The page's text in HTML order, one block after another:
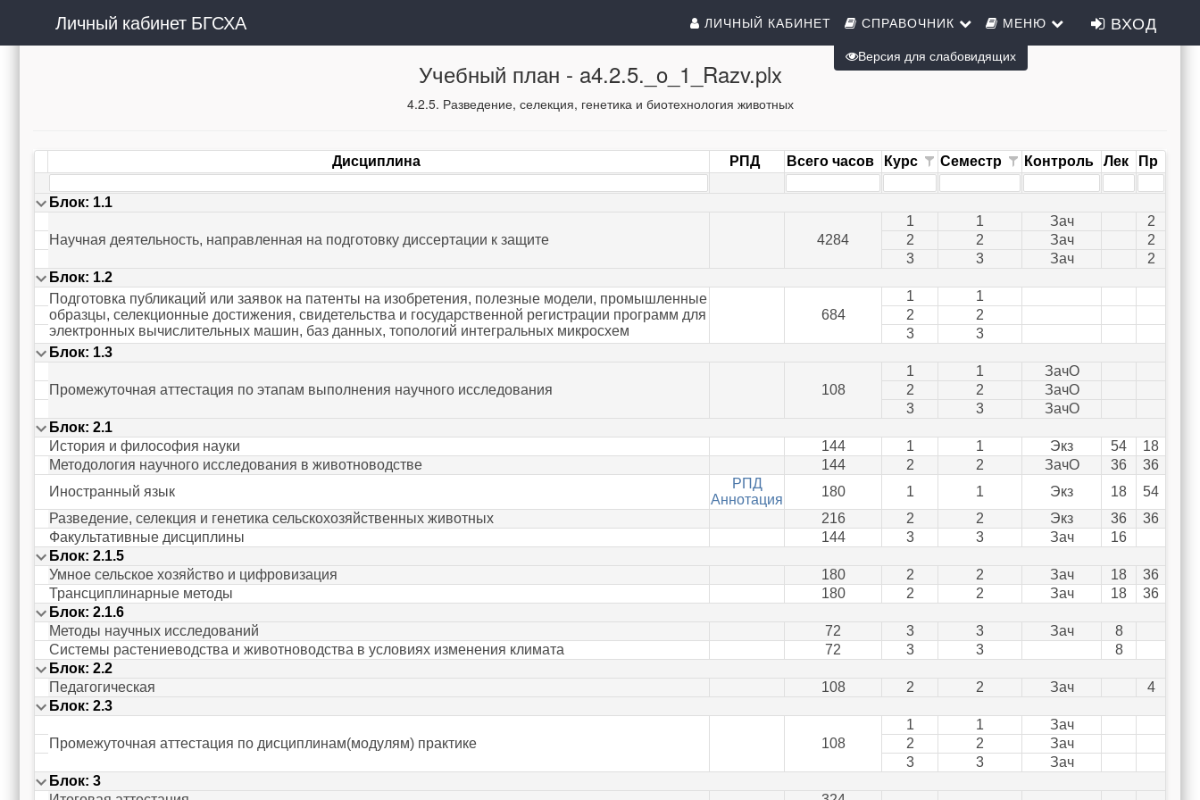
Личный кабинет БГСХА ЛИЧНЫЙ КАБИНЕТ СПРАВОЧНИК МЕНЮ ВХОД
Учебный план - a4.2.5._o_1_Razv.plx
4.2.5. Разведение, селекция, генетика и биотехнология животных
Дисциплина РПД Всего часов Курс Семестр Контроль Лек Пр
Блок: 1.1
Научная деятельность, направленная на подготовку диссертации к защите 4284
1 1 Зач
2
2
2 Зач
2
3
3 Зач
2
Блок: 1.2
Подготовка публикаций или заявок на патенты на изобретения, полезные модели, промышленные
образцы, селекционные достижения, свидетельства и государственной регистрации программ для
электронных вычислительных машин, баз данных, топологий интегральных микросхем
684
1
1
2
2
3
3
Блок: 1.3
Промежуточная аттестация по этапам выполнения научного исследования 108
1 1
ЗачО
2
2
ЗачО
3
3
ЗачО
Блок: 2.1
История и философия науки
144 1 1 Экз 54
18
Методология научного исследования в животноводстве
144 2 2 ЗачО 36
36
Иностранный язык
РПД
Аннотация
180 1 1 Экз 18
54
Разведение, селекция и генетика сельскохозяйственных животных
216 2 2 Экз 36
36
Факультативные дисциплины
144 3 3 Зач
16
Блок: 2.1.5
Умное сельское хозяйство и цифровизация
180 2 2 Зач 18
36
Трансциплинарные методы
180 2 2 Зач 18
36
Блок: 2.1.6
Методы научных исследований
72 3 3 Зач
8
Системы растениеводства и животноводства в условиях изменения климата
72 3 3
8
Блок: 2.2
Педагогическая
108 2 2 Зач
4
Блок: 2.3
Промежуточная аттестация по дисциплинам(модулям) практике 108
1 1
Зач
2
2
Зач
3
3
Зач
Блок: 3
Версия для слабовидящих